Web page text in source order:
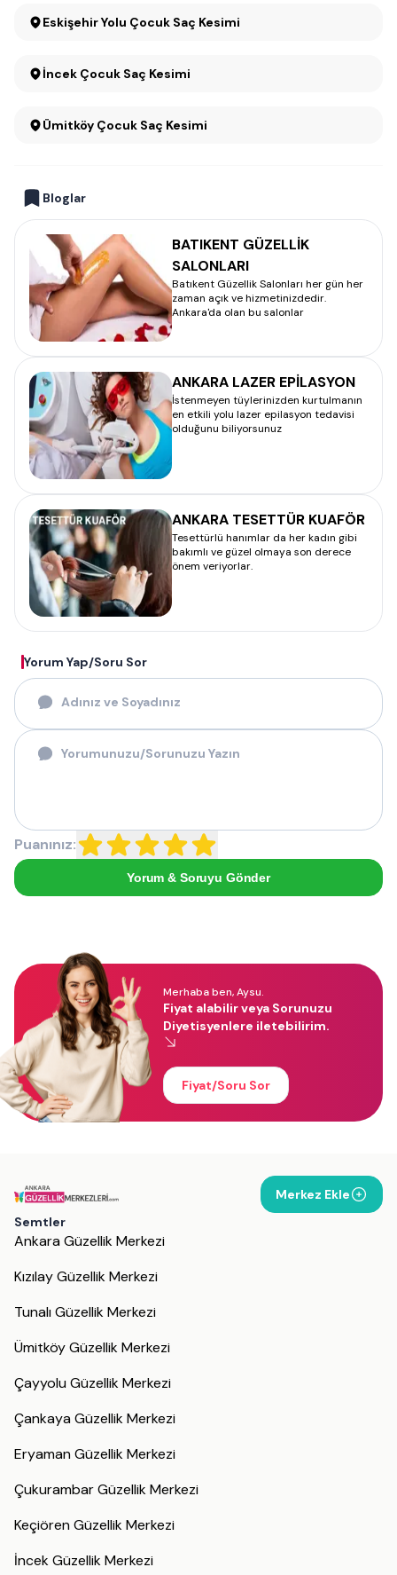
Eskişehir Yolu Çocuk Saç Kesimi
İncek Çocuk Saç Kesimi
Ümitköy Çocuk Saç Kesimi
Bloglar
BATIKENT GÜZELLİK
SALONLARI
Batıkent Güzellik Salonları her gün her
zaman açık ve hizmetinizdedir.
Ankara'da olan bu salonlar
ANKARA LAZER EPİLASYON
İstenmeyen tüylerinizden kurtulmanın
en etkili yolu lazer epilasyon tedavisi
olduğunu biliyorsunuz
ANKARA TESETTÜR KUAFÖR
Tesettürlü hanımlar da her kadın gibi
bakımlı ve güzel olmaya son derece
önem veriyorlar.
Yorum Yap/Soru Sor
Puanınız:
Yorum & Soruyu Gönder
Merhaba ben, Aysu.
Fiyat alabilir veya Sorunuzu
Diyetisyenlere iletebilirim.
Fiyat/Soru Sor
Merkez Ekle
Semtler
Ankara Güzellik Merkezi
Kızılay Güzellik Merkezi
Tunalı Güzellik Merkezi
Ümitköy Güzellik Merkezi
Çayyolu Güzellik Merkezi
Çankaya Güzellik Merkezi
Eryaman Güzellik Merkezi
Çukurambar Güzellik Merkezi
Keçiören Güzellik Merkezi
İncek Güzellik Merkezi